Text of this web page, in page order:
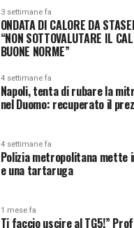
3 settimane fa
ONDATA DI CALORE DA
“NON SOTTOVALUTARE IL
BUONE NORME”
4 settimane fa
Napoli, tenta di rubare la
nel Duomo: recuperato il
4 settimane fa
Polizia metropolitana mette
e una tartaruga
1 mese fa
Ti faccio uscire al TG5!”